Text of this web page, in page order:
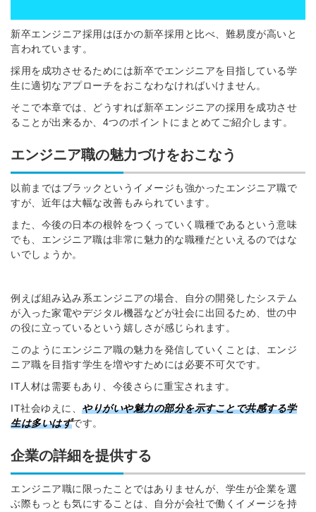
新卒エンジニア採用はほかの新卒採用と比べ、難易度が高いと
言われています。
採用を成功させるためには新卒でエンジニアを目指している学
生に適切なアプローチをおこなわなければいけません。
そこで本章では、どうすれば新卒エンジニアの採用を成功させ
ることが出来るか、4つのポイントにまとめてご紹介します。
エンジニア職の魅力づけをおこなう
以前まではブラックというイメージも強かったエンジニア職で
すが、近年は大幅な改善もみられています。
また、今後の日本の根幹をつくっていく職種であるという意味
でも、エンジニア職は非常に魅力的な職種だといえるのではな
いでしょうか。
例えば組み込み系エンジニアの場合、自分の開発したシステム
が入った家電やデジタル機器などが社会に出回るため、世の中
の役に立っているという嬉しさが感じられます。
このようにエンジニア職の魅力を発信していくことは、エンジ
ニア職を目指す学生を増やすためには必要不可欠です。
IT人材は需要もあり、今後さらに重宝されます。
IT社会ゆえに、 やりがいや魅力の部分を示すことで共感する学
生は多いはずです。
企業の詳細を提供する
エンジニア職に限ったことではありませんが、学生が企業を選
ぶ際もっとも気にすることは、自分が会社で働くイメージを持